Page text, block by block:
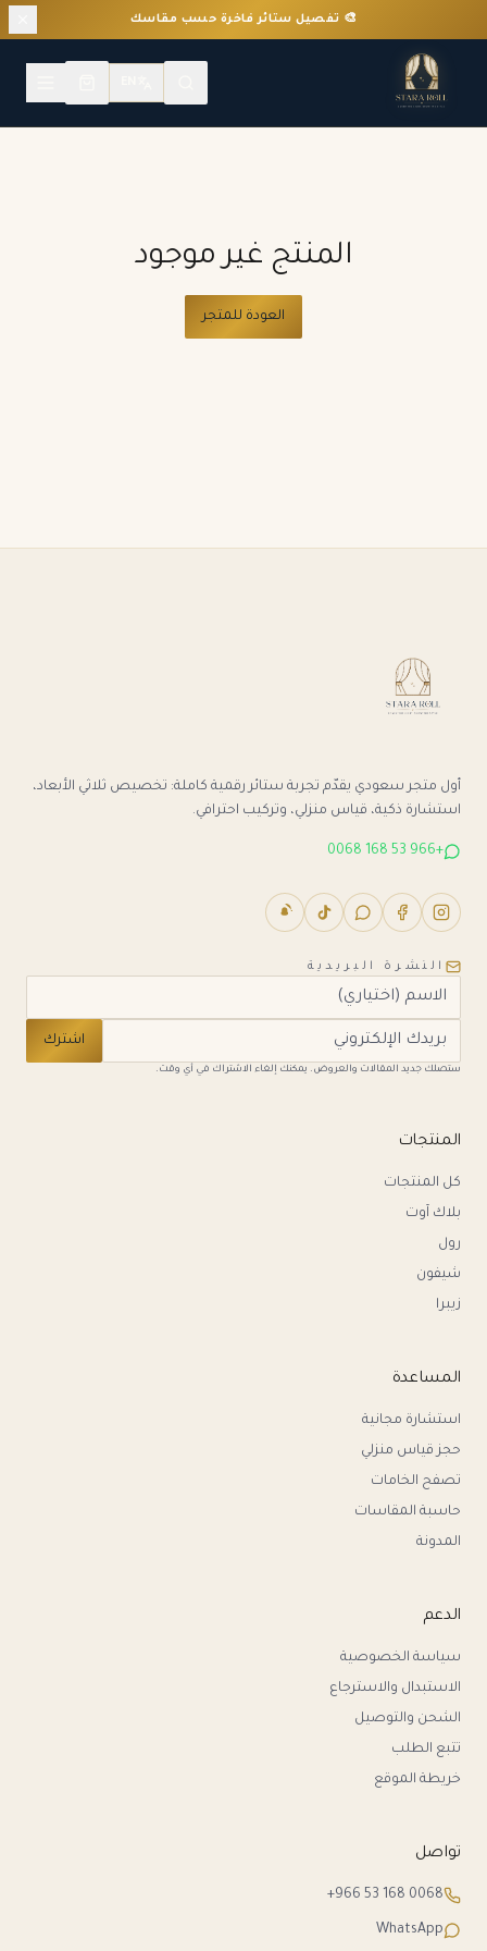
🎨 تفصيل ستائر فاخرة حسب مقاسك
المنتج غير موجود
العودة للمتجر
أول متجر سعودي يقدّم تجربة ستائر رقمية كاملة: تخصيص ثلاثي الأبعاد،
استشارة ذكية، قياس منزلي، وتركيب احترافي.
+966 53 168 0068
النشرة البريدية
اشترك
ستصلك جديد المقالات والعروض. يمكنك إلغاء الاشتراك في أي وقت.
المنتجات
كل المنتجات
بلاك آوت
رول
شيفون
زيبرا
المساعدة
استشارة مجانية
حجز قياس منزلي
تصفح الخامات
حاسبة المقاسات
المدونة
الدعم
سياسة الخصوصية
الاستبدال والاسترجاع
الشحن والتوصيل
تتبع الطلب
خريطة الموقع
تواصل
+966 53 168 0068
WhatsApp